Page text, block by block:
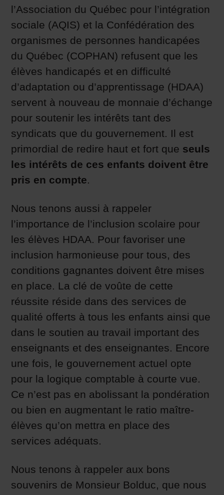
l’Association du Québec pour l’intégration
sociale (AQIS) et la Confédération des
organismes de personnes handicapées
du Québec (COPHAN) refusent que les
élèves handicapés et en difficulté
d’adaptation ou d’apprentissage (HDAA)
servent à nouveau de monnaie d’échange
pour soutenir les intérêts tant des
syndicats que du gouvernement. Il est
primordial de redire haut et fort que seuls
les intérêts de ces enfants doivent être
pris en compte.
Nous tenons aussi à rappeler
l’importance de l’inclusion scolaire pour
les élèves HDAA. Pour favoriser une
inclusion harmonieuse pour tous, des
conditions gagnantes doivent être mises
en place. La clé de voûte de cette
réussite réside dans des services de
qualité offerts à tous les enfants ainsi que
dans le soutien au travail important des
enseignants et des enseignantes. Encore
une fois, le gouvernement actuel opte
pour la logique comptable à courte vue.
Ce n’est pas en abolissant la pondération
ou bien en augmentant le ratio maître-
élèves qu’on mettra en place des
services adéquats.
Nous tenons à rappeler aux bons
souvenirs de Monsieur Bolduc, que nous